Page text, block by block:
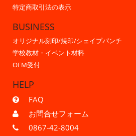
特定商取引法の表示
BUSINESS
オリジナル刻印/焼印/シェイプパンチ
学校教材・イベント材料
OEM受付
HELP
FAQ
お問合せフォーム
0867-42-8004